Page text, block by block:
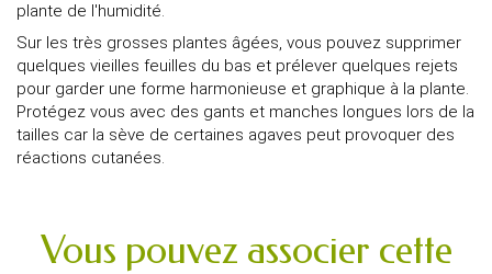
plante de l'humidité.
Sur les très grosses plantes âgées, vous pouvez supprimer
quelques vieilles feuilles du bas et prélever quelques rejets
pour garder une forme harmonieuse et graphique à la plante.
Protégez vous avec des gants et manches longues lors de la
tailles car la sève de certaines agaves peut provoquer des
réactions cutanées.
Vous pouvez associer cette